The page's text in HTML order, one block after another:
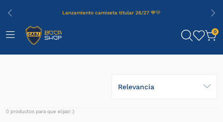
Lanzamiento camiseta titular 26/27 💙💛
0
Relevancia
0 productos